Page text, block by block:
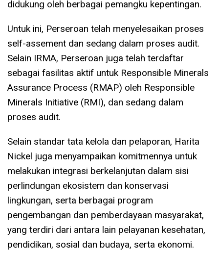
didukung oleh berbagai pemangku kepentingan.
Untuk ini, Perseroan telah menyelesaikan proses
self-assement dan sedang dalam proses audit.
Selain IRMA, Perseroan juga telah terdaftar
sebagai fasilitas aktif untuk Responsible Minerals
Assurance Process (RMAP) oleh Responsible
Minerals Initiative (RMI), dan sedang dalam
proses audit.
Selain standar tata kelola dan pelaporan, Harita
Nickel juga menyampaikan komitmennya untuk
melakukan integrasi berkelanjutan dalam sisi
perlindungan ekosistem dan konservasi
lingkungan, serta berbagai program
pengembangan dan pemberdayaan masyarakat,
yang terdiri dari antara lain pelayanan kesehatan,
pendidikan, sosial dan budaya, serta ekonomi.